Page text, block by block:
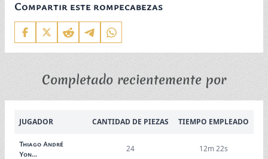
Compartir este rompecabezas
Completado recientemente por
JUGADOR CANTIDAD DE PIEZAS TIEMPO EMPLEADO
Thiago André
Yon...
24 12m 22s